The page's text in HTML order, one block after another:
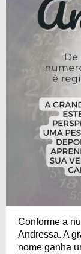
Conforme a
Andressa. A
nome ganha